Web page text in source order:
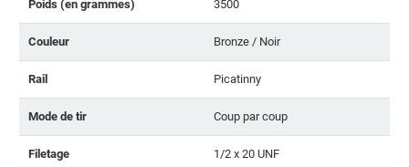
Poids (en grammes) 3500
Couleur Bronze / Noir
Rail Picatinny
Mode de tir Coup par coup
Filetage 1/2 x 20 UNF